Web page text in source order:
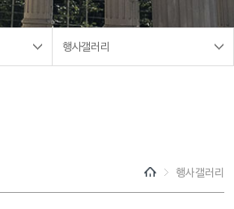
행사갤러리
행사갤러리